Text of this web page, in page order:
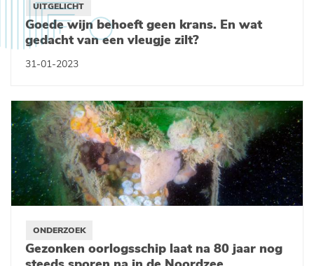
UITGELICHT
Goede wijn behoeft geen krans. En wat
gedacht van een vleugje zilt?
31-01-2023
ONDERZOEK
Gezonken oorlogsschip laat na 80 jaar nog